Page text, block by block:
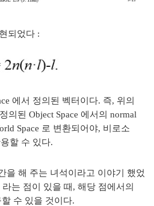
되었다 :
에서 정의된 벡터이다. 즉, 위의
의된 Object Space 에서의 normal
Space 로 변환되어야, 비로소
할 수 있다.
을 해 주는 녀석이라고 이야기 했었
는 점이 있을 때, 해당 점에서의
수 있을 것이다.